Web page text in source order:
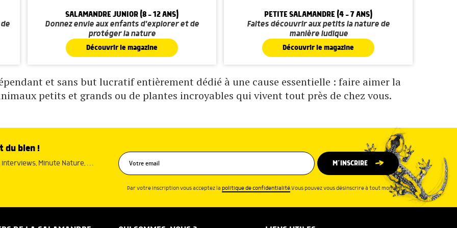
SALAMANDRE JUNIOR (8 - 12 ANS)
Donnez envie aux enfants d'explorer et de
protéger la nature
Découvrir le magazine
PETITE SALAMANDRE (4 - 7 ANS)
Faites découvrir aux petits la nature de
manière ludique
Découvrir le magazine
et sans but lucratif entièrement dédié à une cause essentielle : faire aimer la
petits et grands ou de plantes incroyables qui vivent tout près de chez vous.
du bien !
Minute Nature, … M’INSCRIRE
Par votre inscription vous acceptez lapolitique de confidentialité.Vous pouvez vous désinscrire à tout moment.